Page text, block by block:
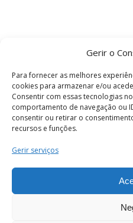
Gerir o
Para fornecer as melhores
cookies para armazenar e/ou
Consentir com essas tecnologias
comportamento de navegação ou
consentir ou retirar o
recursos e funções.
Gerir serviços
Termos e Condições
os direitos reservados.